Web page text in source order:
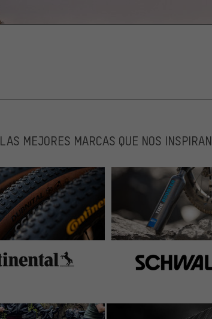
LAS MEJORES MARCAS QUE NOS INSPIRAN